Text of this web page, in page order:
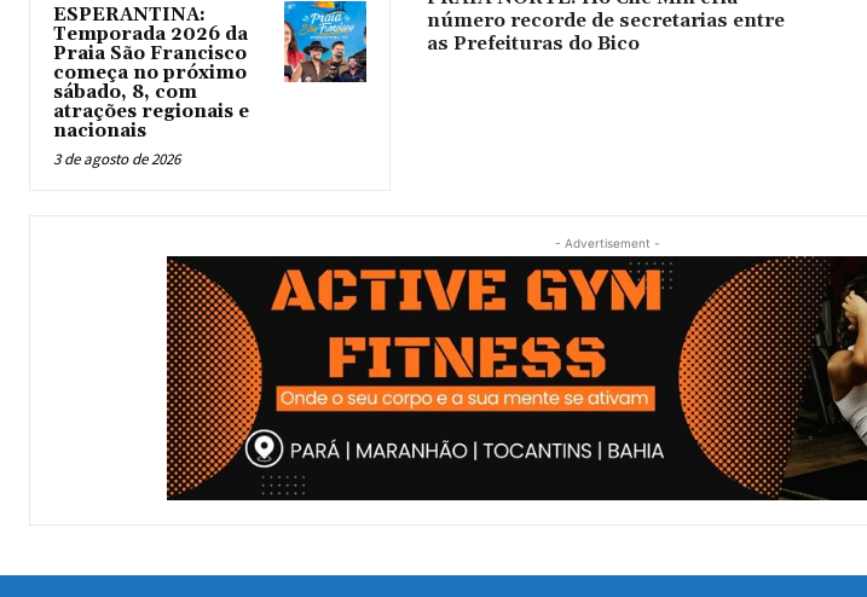
ESPERANTINA:
Temporada 2026 da
Praia São Francisco
começa no próximo
sábado, 8, com
atrações regionais e
nacionais
3 de agosto de 2026
número recorde de secretarias entre
as Prefeituras do Bico
- Advertisement -